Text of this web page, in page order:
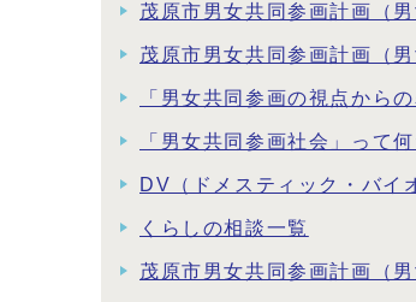
茂原市男女共同参画計画（
茂原市男女共同参画計画（
「男女共同参画の視点から
「男女共同参画社会」って
DV（ドメスティック・バイ
くらしの相談一覧
茂原市男女共同参画計画（